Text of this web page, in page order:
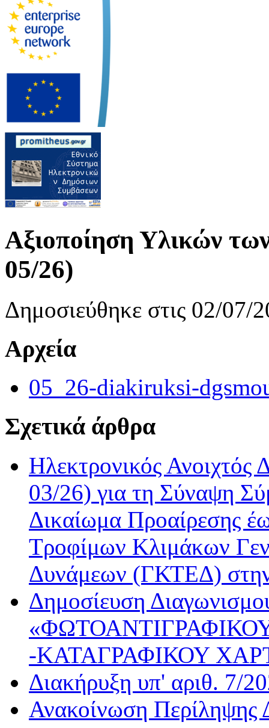
Αξιοποίηση Υλικών
05/26)
Δημοσιεύθηκε στις 02/07/
Αρχεία
05_26-diakiruksi-
Σχετικά άρθρα
Ηλεκτρονικός
03/26) για τη Σύναψη
Δικαίωμα Προαίρεσης
Τροφίμων Κλιμάκων
Δυνάμεων (ΓΚΤΕΔ)
Δημοσίευση
-ΚΑΤΑΓΡΑΦΙΚΟΥ
Διακήρυξη υπ' αριθ. 7/
Ανακοίνωση Περίληψης